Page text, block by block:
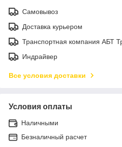
Самовывоз
Доставка курьером
Транспортная компания АБТ
Индрайвер
Все условия доставки
Условия оплаты
Наличными
Безналичный расчет